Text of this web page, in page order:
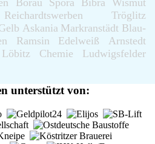
Reichardtswerben
Tröglitz
Askania Markranstädt Blau-
Ramsin Edelweiß
Arnstedt
Löbitz Chemie
Ludwigsfelder
unterstützt von: